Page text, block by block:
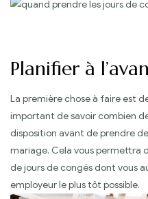
Planifier à
La première chose à faire est
important de savoir combien
disposition avant de prendre
mariage. Cela vous permettra
de jours de congés dont vous
employeur le plus tôt possible.